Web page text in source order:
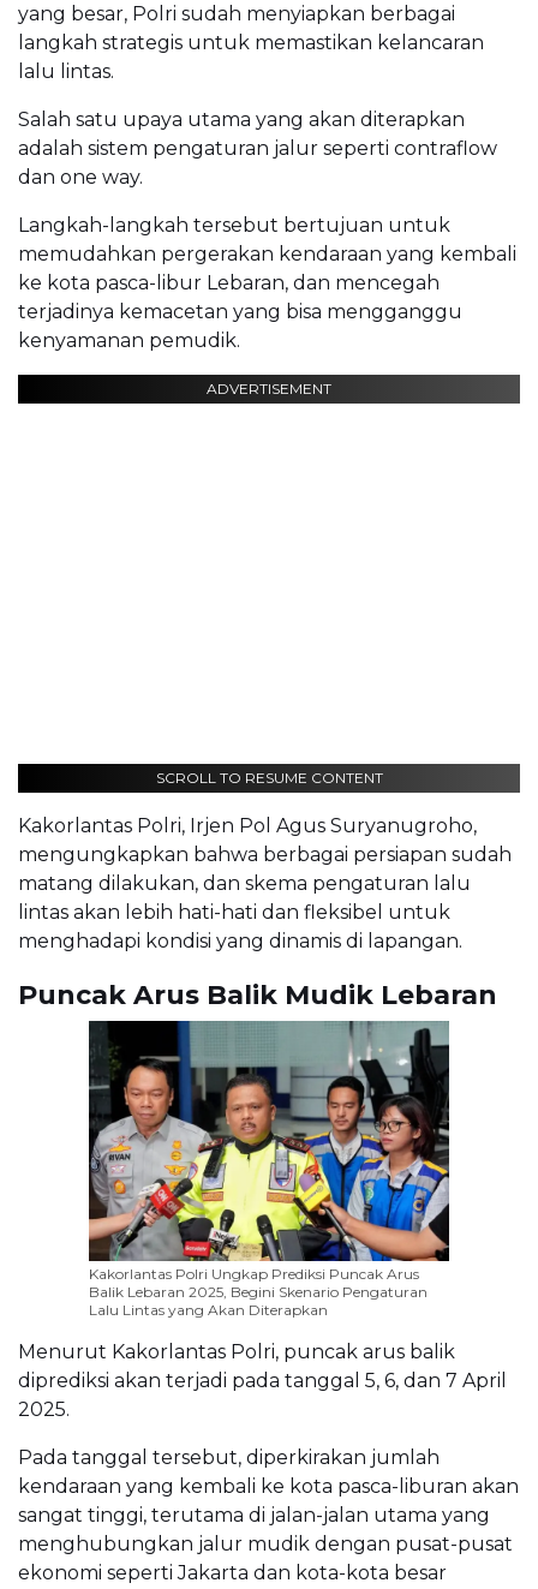
yang besar, Polri sudah menyiapkan berbagai
langkah strategis untuk memastikan kelancaran
lalu lintas.
Salah satu upaya utama yang akan diterapkan
adalah sistem pengaturan jalur seperti contraflow
dan one way.
Langkah-langkah tersebut bertujuan untuk
memudahkan pergerakan kendaraan yang kembali
ke kota pasca-libur Lebaran, dan mencegah
terjadinya kemacetan yang bisa mengganggu
kenyamanan pemudik.
ADVERTISEMENT
SCROLL TO RESUME CONTENT
Kakorlantas Polri, Irjen Pol Agus Suryanugroho,
mengungkapkan bahwa berbagai persiapan sudah
matang dilakukan, dan skema pengaturan lalu
lintas akan lebih hati-hati dan fleksibel untuk
menghadapi kondisi yang dinamis di lapangan.
Puncak Arus Balik Mudik Lebaran
Kakorlantas Polri Ungkap Prediksi Puncak Arus
Balik Lebaran 2025, Begini Skenario Pengaturan
Lalu Lintas yang Akan Diterapkan
Menurut Kakorlantas Polri, puncak arus balik
diprediksi akan terjadi pada tanggal 5, 6, dan 7 April
2025.
Pada tanggal tersebut, diperkirakan jumlah
kendaraan yang kembali ke kota pasca-liburan akan
sangat tinggi, terutama di jalan-jalan utama yang
menghubungkan jalur mudik dengan pusat-pusat
ekonomi seperti Jakarta dan kota-kota besar